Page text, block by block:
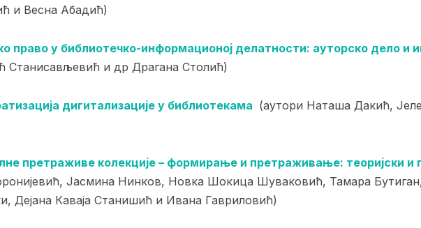
и Весна Абадић)
право у библиотечко-информационој делатности: ауторско дело и
Станисављевић и др Драгана Столић)
дигитализације у библиотекама (аутори Наташа Дакић,
претраживе колекције – формирање и претраживање: теоријски и
Јасмина Нинков, Новка Шокица Шуваковић, Тамара
Дејана Каваја Станишић и Ивана Гавриловић)